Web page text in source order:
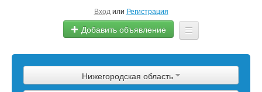
Вход или Регистрация
Добавить объявление
Сырье
Нижегородская область